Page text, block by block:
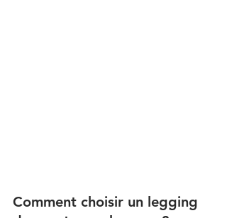
Comment choisir un legging